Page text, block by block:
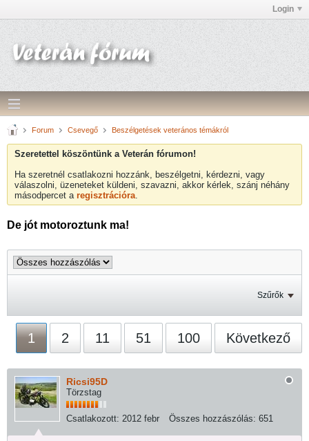
Login
Forum Csevegő Beszélgetések veterános témákról
Szeretettel köszöntünk a Veterán fórumon!
Ha szeretnél csatlakozni hozzánk, beszélgetni, kérdezni, vagy
válaszolni, üzeneteket küldeni, szavazni, akkor kérlek, szánj néhány
másodpercet a regisztrációra.
De jót motoroztunk ma!
Szűrők
1 2 11 51 100 Következő
Ricsi95D
Törzstag
Csatlakozott: 2012 febr Összes hozzászólás: 651